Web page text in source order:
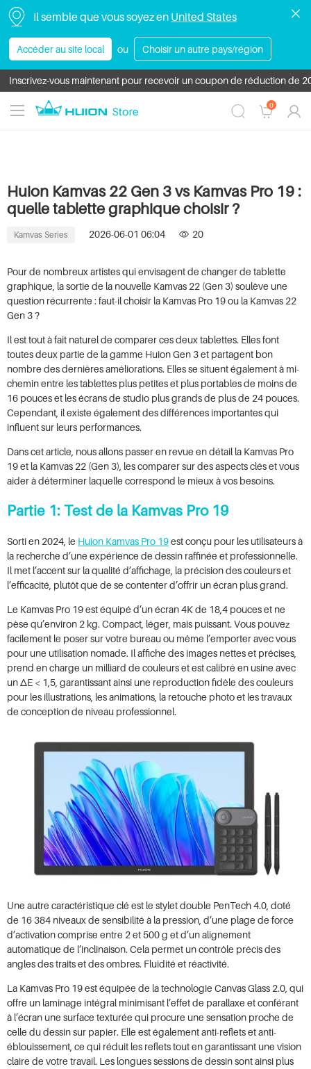
Il semble que vous soyez en United States
Accéder au site local ou Choisir un autre pays/région
Inscrivez-vous maintenant pour recevoir un coupon de réduction de
Nouveau arrivé: PenTech 4.0: Kamvas Pro 24 (Gen 3) & Kamvas Pro
0
Huion Kamvas 22 Gen 3 vs Kamvas Pro 19 :
quelle tablette graphique choisir ?
Kamvas Series 2026-06-01 06:04 20
Pour de nombreux artistes qui envisagent de changer de tablette
graphique, la sortie de la nouvelle Kamvas 22 (Gen 3) soulève une
question récurrente : faut-il choisir la Kamvas Pro 19 ou la Kamvas 22
Gen 3 ?
Il est tout à fait naturel de comparer ces deux tablettes. Elles font
toutes deux partie de la gamme Huion Gen 3 et partagent bon
nombre des dernières améliorations. Elles se situent également à mi-
chemin entre les tablettes plus petites et plus portables de moins de
16 pouces et les écrans de studio plus grands de plus de 24 pouces.
Cependant, il existe également des différences importantes qui
influent sur leurs performances.
Dans cet article, nous allons passer en revue en détail la Kamvas Pro
19 et la Kamvas 22 (Gen 3), les comparer sur des aspects clés et vous
aider à déterminer laquelle correspond le mieux à vos besoins.
Partie 1: Test de la Kamvas Pro 19
Sorti en 2024, le Huion Kamvas Pro 19est conçu pour les utilisateurs à
la recherche d’une expérience de dessin raffinée et professionnelle.
Il met l’accent sur la qualité d’affichage, la précision des couleurs et
l’efficacité, plutôt que de se contenter d’offrir un écran plus grand.
Le Kamvas Pro 19 est équipé d’un écran 4K de 18,4 pouces et ne
pèse qu’environ 2 kg. Compact, léger, mais puissant. Vous pouvez
facilement le poser sur votre bureau ou même l’emporter avec vous
pour une utilisation nomade. Il affiche des images nettes et précises,
prend en charge un milliard de couleurs et est calibré en usine avec
un ΔE < 1,5, garantissant ainsi une reproduction fidèle des couleurs
pour les illustrations, les animations, la retouche photo et les travaux
de conception de niveau professionnel.
Une autre caractéristique clé est le stylet double PenTech 4.0, doté
de 16 384 niveaux de sensibilité à la pression, d’une plage de force
d’activation comprise entre 2 et 500 g et d’un alignement
automatique de l’inclinaison. Cela permet un contrôle précis des
angles des traits et des ombres. Fluidité et réactivité.
La Kamvas Pro 19 est équipée de la technologie Canvas Glass 2.0, qui
offre un laminage intégral minimisant l’effet de parallaxe et conférant
à l’écran une surface texturée qui procure une sensation proche de
celle du dessin sur papier. Elle est également anti-reflets et anti-
éblouissement, ce qui réduit les reflets tout en garantissant une vision
claire de votre travail. Les longues sessions de dessin sont ainsi plus